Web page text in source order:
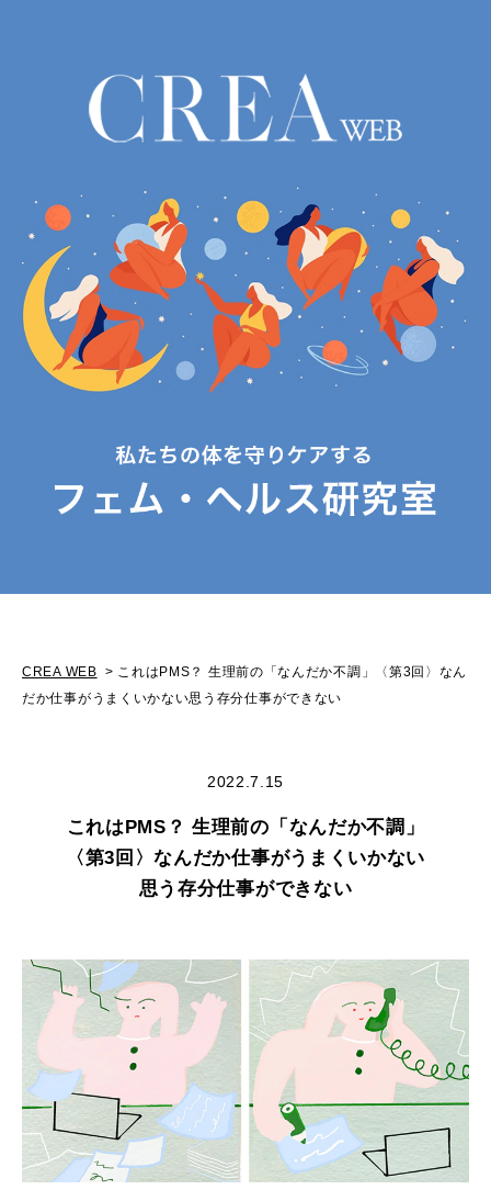
CREA WEB
これはPMS？ 生理前の「なんだか不調」〈第3回〉なん
だか仕事がうまくいかない思う存分仕事ができない
2022.7.15
これはPMS？ 生理前の「なんだか不調」
〈第3回〉なんだか仕事がうまくいかない
思う存分仕事ができない